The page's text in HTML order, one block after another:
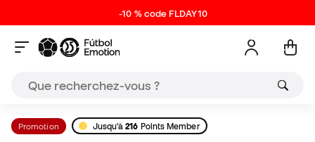
-10 % code FLDAY10
Promotion Jusqu'à216 Points Member